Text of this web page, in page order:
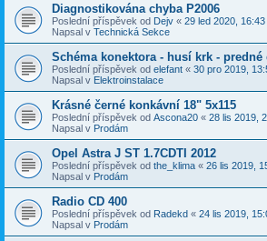
Diagnostikována chyba P2006
Poslední příspěvek od Dejv « 29 led 2020, 16:43
Napsal v Technická Sekce
Schéma konektora - husí krk - predné
Poslední příspěvek od elefant « 30 pro 2019,
Napsal v Elektroinstalace
Krásné černé konkávní 18" 5x115
Poslední příspěvek od Ascona20 « 28 lis 2019,
Napsal v Prodám
Opel Astra J ST 1.7CDTI 2012
Poslední příspěvek od the_klima « 26 lis 2019,
Napsal v Prodám
Radio CD 400
Poslední příspěvek od Radekd « 24 lis 2019,
Napsal v Prodám